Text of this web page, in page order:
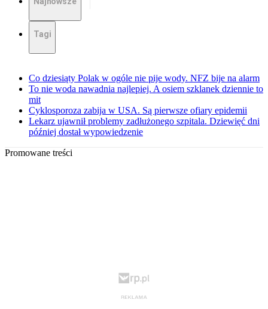
Tagi
Co dziesiąty Polak w ogóle nie pije wody. NFZ bije na alarm
To nie woda nawadnia najlepiej. A osiem szklanek dziennie to
mit
Cyklosporoza zabija w USA. Są pierwsze ofiary epidemii
Lekarz ujawnił problemy zadłużonego szpitala. Dziewięć dni
później dostał wypowiedzenie
Promowane treści